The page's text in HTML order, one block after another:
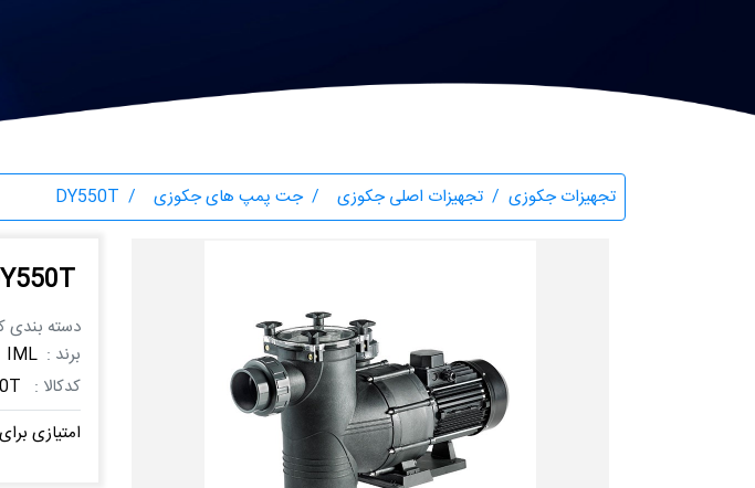
تجهیزات جکوزی تجهیزات اصلی جکوزی جت پمپ های جکوزی DY550T
دسته بندی
برند : IML
کدکالا :
امتیازی